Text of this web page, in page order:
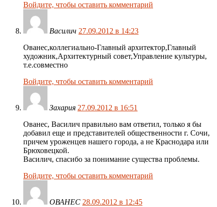
Войдите, чтобы оставить комментарий
Василич 27.09.2012 в 14:23
Ованес,коллегиально-Главный архитектор,Главный
художник,Архитектурный совет,Управление культуры,
т.е.совместно
Войдите, чтобы оставить комментарий
Захария 27.09.2012 в 16:51
Ованес, Василич правильно вам ответил, только я бы
добавил еще и представителей общественности г. Сочи,
причем уроженцев нашего города, а не Краснодара или
Брюховецкой.
Василич, спасибо за понимание существа проблемы.
Войдите, чтобы оставить комментарий
ОВАНЕС 28.09.2012 в 12:45